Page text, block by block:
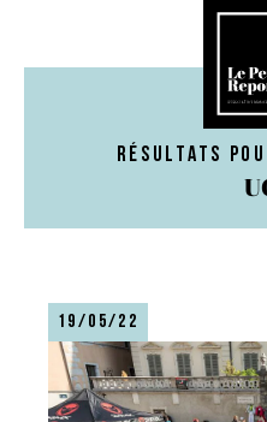
Résultats
19/05/22